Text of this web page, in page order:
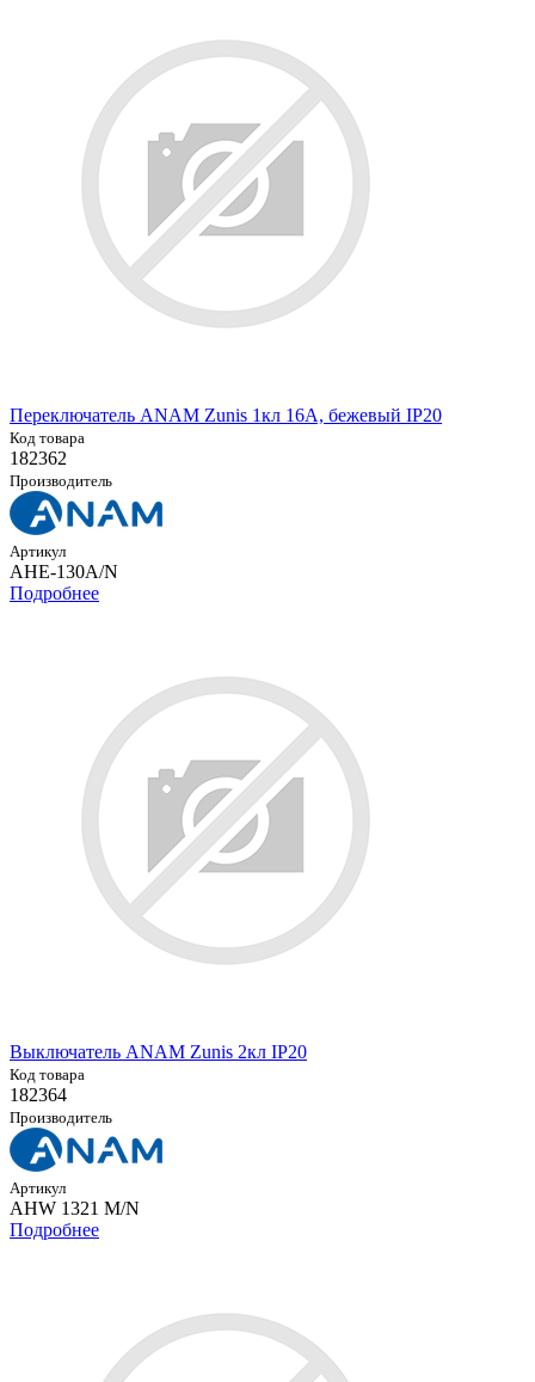
Переключатель ANAM Zunis 1кл 16А, бежевый IP20
Код товара
182362
Производитель
Артикул
AHE-130A/N
Подробнее
Выключатель ANAM Zunis 2кл IP20
Код товара
182364
Производитель
Артикул
AHW 1321 M/N
Подробнее